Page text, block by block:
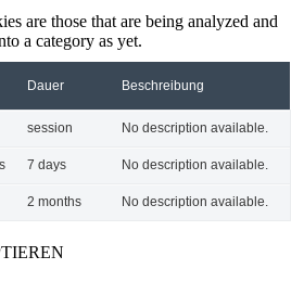
are those that are being analyzed and
a category as yet.
Dauer Beschreibung
session No description available.
7 days No description available.
2 months No description available.